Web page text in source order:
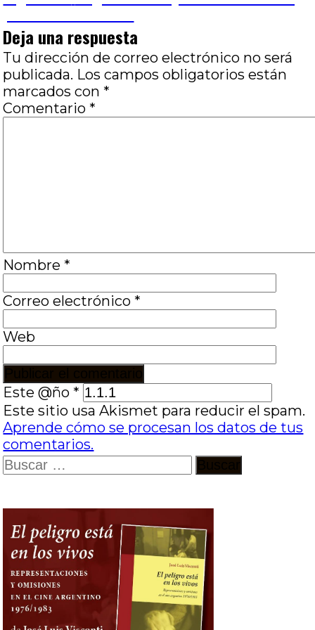
entradas
Deja una respuesta
Tu dirección de correo electrónico no será
publicada. Los campos obligatorios están
marcados con *
Comentario *
Nombre *
Correo electrónico *
Web
Este @ño *
Este sitio usa Akismet para reducir el spam.
Aprende cómo se procesan los datos de tus
comentarios.
Buscar: